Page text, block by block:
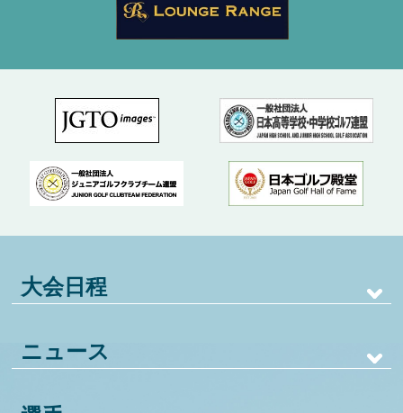
大会日程
ニュース